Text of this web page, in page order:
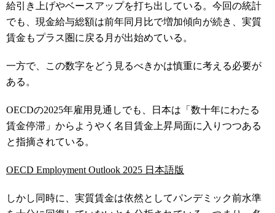
給引き上げやベースアップを打ち出している。今回の統計
でも、現金給与総額は前年同月比で増加傾向が続き、実質
賃金もプラス圏に戻る月が出始めている。
一方で、この数字をどう見るべきかは慎重に考える必要が
ある。
OECDの2025年雇用見通しでも、日本は「数十年にわたる
賃金停滞」からようやく名目賃金上昇局面に入りつつある
と指摘されている。
OECD Employment Outlook 2025 日本語版
しかし同時に、実質賃金は依然としてパンデミック前水準